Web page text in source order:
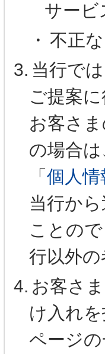
サービ
・ 不正
3. 当行で
ご提案
お客さ
の場合
「 個人情
当行か
ことの
行以外
4. お客さ
け入れ
ページ